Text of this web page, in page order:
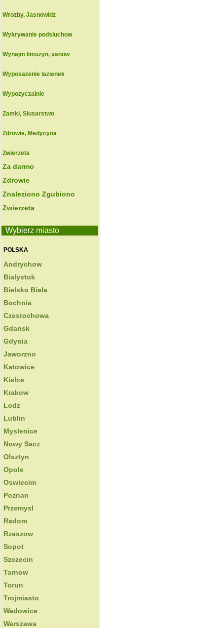
Wrozby, Jasnowidz
Wykrywanie podsluchow
Wynajm limuzyn, vanow
Wyposazenie lazienek
Wypozyczalnie
Zamki, Slusarstwo
Zdrowie, Medycyna
Zwierzeta
Za darmo
Zdrowie
Znaleziono Zgubiono
Zwierzeta
Wybierz miasto
POLSKA
Andrychow
Bialystok
Bielsko Biala
Bochnia
Czestochowa
Gdansk
Gdynia
Jaworzno
Katowice
Kielce
Krakow
Lodz
Lublin
Myslenice
Nowy Sacz
Olsztyn
Opole
Oswiecim
Poznan
Przemysl
Radom
Rzeszow
Sopot
Szczecin
Tarnow
Torun
Trojmiasto
Wadowice
Warszawa